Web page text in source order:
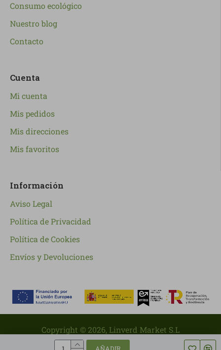
Consumo ecológico
Nuestro blog
Contacto
Cuenta
Mi cuenta
Mis pedidos
Mis direcciones
Mis favoritos
Información
Aviso Legal
Política de Privacidad
Política de Cookies
Envíos y Devoluciones
Copyright © 2026, Linverd Market S.L